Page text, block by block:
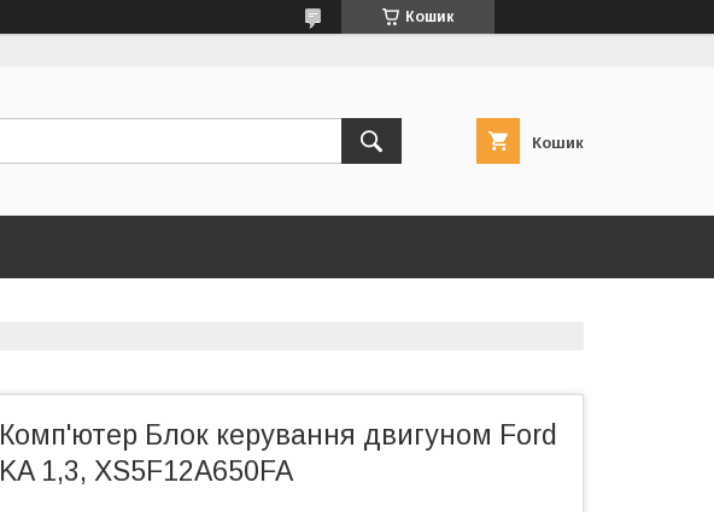
Кошик
Кошик
Комп'ютер Блок керування двигуном Ford
KA 1,3, XS5F12A650FA